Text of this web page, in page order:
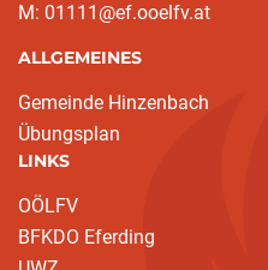
M: 01111@ef.ooelfv.at
ALLGEMEINES
Gemeinde Hinzenbach
Übungsplan
LINKS
OÖLFV
BFKDO Eferding